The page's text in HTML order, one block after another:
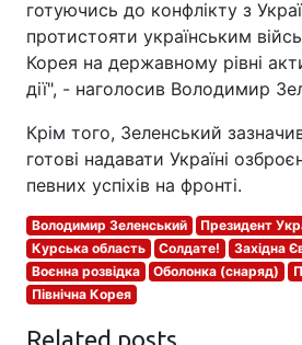
готуючись до конфлікту з
протистояти українським
Корея на державному рівні
дії", - наголосив Володимир
Крім того, Зеленський
готові надавати Україні
певних успіхів на фронті.
Володимир Зеленський Президент
Курська область
Солдате!
Західна
Воєнна розвідка
Оболонка (снаряд)
Північна Корея
Related posts